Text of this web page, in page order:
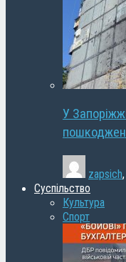
У
zapsich,
Суспільство
Культура
Спорт